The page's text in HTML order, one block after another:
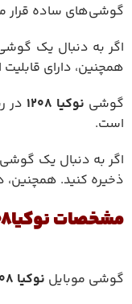
گوشی‌های ساده قرار
اگر به دنبال یک گوشی ساده و کارآمد هستید،
همچنین، دارای
گوشی نوکیا 1208 در
است.
اگر به دنبال یک گوشی ساده و کارآمد با
ذخیره کنید. همچنین،
مشخصات نوکیا1208
گوشی موبایل نوکیا 1208